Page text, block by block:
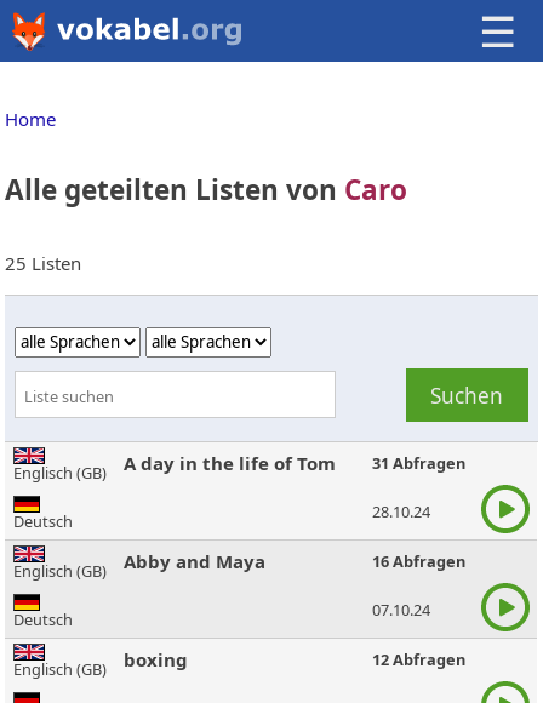
☰
Home
Alle geteilten Listen von Caro
25 Listen
Englisch (GB) A day in the life of Tom 31 Abfragen
Deutsch 28.10.24
Englisch (GB) Abby and Maya 16 Abfragen
Deutsch 07.10.24
Englisch (GB) boxing 12 Abfragen